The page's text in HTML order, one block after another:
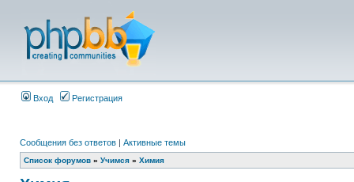
Вход Регистрация
Сообщения без ответов | Активные темы
Список форумов » Учимся » Химия